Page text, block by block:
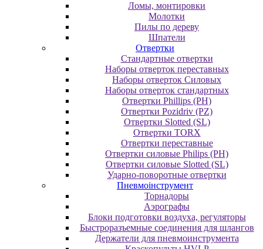
Ломы, монтировки
Молотки
Пилы по дереву
Шпатели
Отвертки
Cтандартные отвертки
Наборы отверток переставных
Наборы отверток Силовых
Наборы отверток стандартных
Отвертки Phillips (PH)
Отвертки Pozidriv (PZ)
Отвертки Slotted (SL)
Отвертки TORX
Отвертки переставные
Отвертки силовые Philips (PH)
Отвертки силовые Slotted (SL)
Ударно-поворотные отвертки
Пневмоінструмент
Topнaдopы
Аэрографы
Блоки подготовки воздуха, регуляторы
Быстроразъемные соединения для шлангов
Держатели для пневмоинструмента